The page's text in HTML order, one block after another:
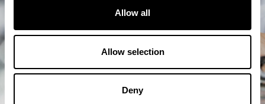
Allow all
Allow selection
Deny